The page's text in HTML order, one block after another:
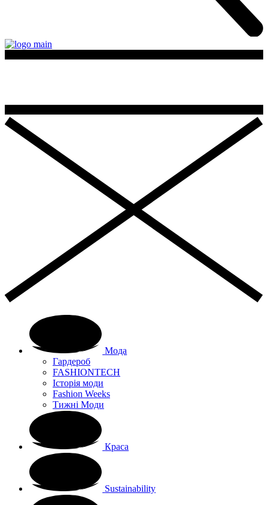
Мода
Гардероб
FASHIONTECH
Історія моди
Fashion Weeks
Тижні Моди
Краса
Sustainability